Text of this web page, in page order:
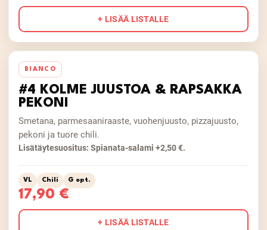
+ LISÄÄ LISTALLE
BIANCO
#4 KOLME JUUSTOA & RAPSAKKA
PEKONI
Smetana, parmesaaniraaste, vuohenjuusto, pizzajuusto,
pekoni ja tuore chili.
Lisätäytesuositus: Spianata-salami +2,50 €.
VL Chili G opt.
17,90 €
+ LISÄÄ LISTALLE